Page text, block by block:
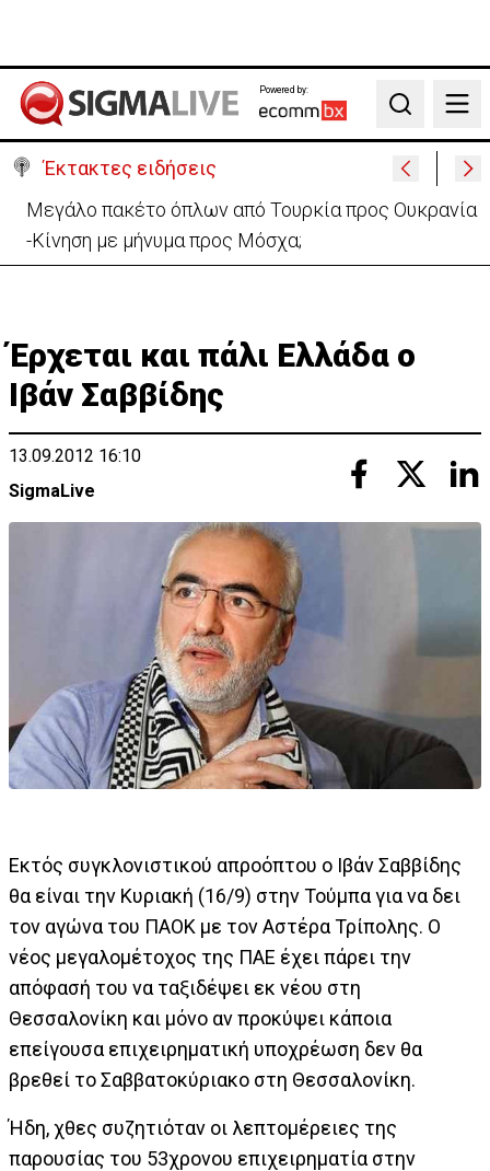
Powered by:
Search
Έκτακτες ειδήσεις
Πυρκαγιά στην Πάφο: Πρόλαβαν τα χειρότερα –
Συνεχίζεται η κατάσβεση
Έρχεται και πάλι Ελλάδα ο
Ιβάν Σαββίδης
13.09.2012 16:10
SigmaLive
Εκτός συγκλονιστικού απροόπτου ο Ιβάν Σαββίδης
θα είναι την Κυριακή (16/9) στην Τούμπα για να δει
τον αγώνα του ΠΑΟΚ με τον Αστέρα Τρίπολης. Ο
νέος μεγαλομέτοχος της ΠΑΕ έχει πάρει την
απόφασή του να ταξιδέψει εκ νέου στη
Θεσσαλονίκη και μόνο αν προκύψει κάποια
επείγουσα επιχειρηματική υποχρέωση δεν θα
βρεθεί το Σαββατοκύριακο στη Θεσσαλονίκη.
Ήδη, χθες συζητιόταν οι λεπτομέρειες της
παρουσίας του 53χρονου επιχειρηματία στην